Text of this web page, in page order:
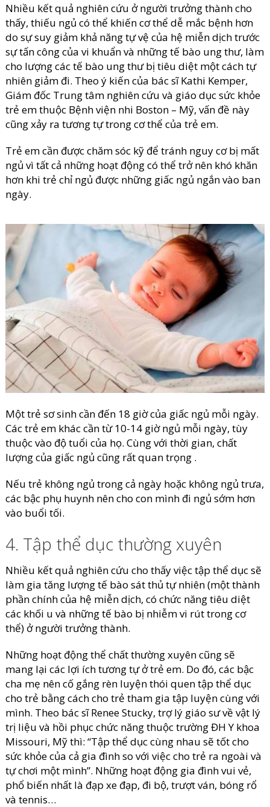
Nhiều kết quả nghiên cứu ở người trưởng thành cho
thấy, thiếu ngủ có thể khiến cơ thể dễ mắc bệnh hơn
do sự suy giảm khả năng tự vệ của hệ miễn dịch trước
sự tấn công của vi khuẩn và những tế bào ung thư, làm
cho lượng các tế bào ung thư bị tiêu diệt một cách tự
nhiên giảm đi. Theo ý kiến của bác sĩ Kathi Kemper,
Giám đốc Trung tâm nghiên cứu và giáo dục sức khỏe
trẻ em thuộc Bệnh viện nhi Boston – Mỹ, vấn đề này
cũng xảy ra tương tự trong cơ thể của trẻ em.
Trẻ em cần được chăm sóc kỹ để tránh nguy cơ bị mất
ngủ vì tất cả những hoạt động có thể trở nên khó khăn
hơn khi trẻ chỉ ngủ được những giấc ngủ ngắn vào ban
ngày.
Một trẻ sơ sinh cần đến 18 giờ của giấc ngủ mỗi ngày.
Các trẻ em khác cần từ 10-14 giờ ngủ mỗi ngày, tùy
thuộc vào độ tuổi của họ. Cùng với thời gian, chất
lượng của giấc ngủ cũng rất quan trọng .
Nếu trẻ không ngủ trong cả ngày hoặc không ngủ trưa,
các bậc phụ huynh nên cho con mình đi ngủ sớm hơn
vào buổi tối.
4. Tập thể dục thường xuyên
Nhiều kết quả nghiên cứu cho thấy việc tập thể dục sẽ
làm gia tăng lượng tế bào sát thủ tự nhiên (một thành
phần chính của hệ miễn dịch, có chức năng tiêu diệt
các khối u và những tế bào bị nhiễm vi rút trong cơ
thể) ở người trưởng thành.
Những hoạt động thể chất thường xuyên cũng sẽ
mang lại các lợi ích tương tự ở trẻ em. Do đó, các bậc
cha mẹ nên cố gắng rèn luyện thói quen tập thể dục
cho trẻ bằng cách cho trẻ tham gia tập luyện cùng với
mình. Theo bác sĩ Renee Stucky, trợ lý giáo sư về vật lý
trị liệu và hồi phục chức năng thuộc trường ĐH Y khoa
Missouri, Mỹ thì: “Tập thể dục cùng nhau sẽ tốt cho
sức khỏe của cả gia đình so với việc cho trẻ ra ngoài và
tự chơi một mình”. Những hoạt động gia đình vui vẻ,
phổ biến nhất là đạp xe đạp, đi bộ, trượt ván, bóng rổ
và tennis…